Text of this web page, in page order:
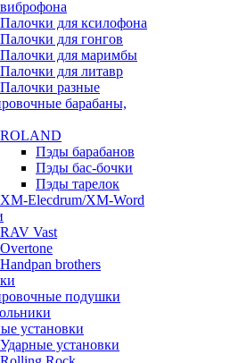
виброфона
Палочки для ксилофона
Палочки для гонгов
Палочки для маримбы
Палочки для литавр
Палочки разные
барабаны,
ROLAND
Пэды барабанов
Пэды бас-бочки
Пэды тарелок
XM-Elecdrum/XM-Word
RAV Vast
Overtone
Handpan brothers
подушки
установки
Ударные установки